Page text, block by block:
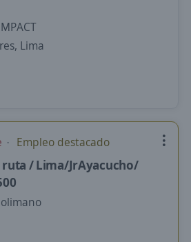
Lima
Empleo destacado
/ Lima/JrAyacucho/